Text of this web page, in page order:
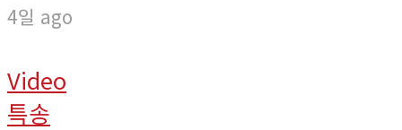
4일 ago
Video
특송